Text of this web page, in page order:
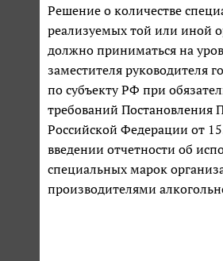
Решение о количестве
реализуемых той или иной
должно приниматься на
заместителя руководителя
по субъекту РФ при
требований Постановления
Российской Федерации от
введении отчетности об
специальных марок
производителями